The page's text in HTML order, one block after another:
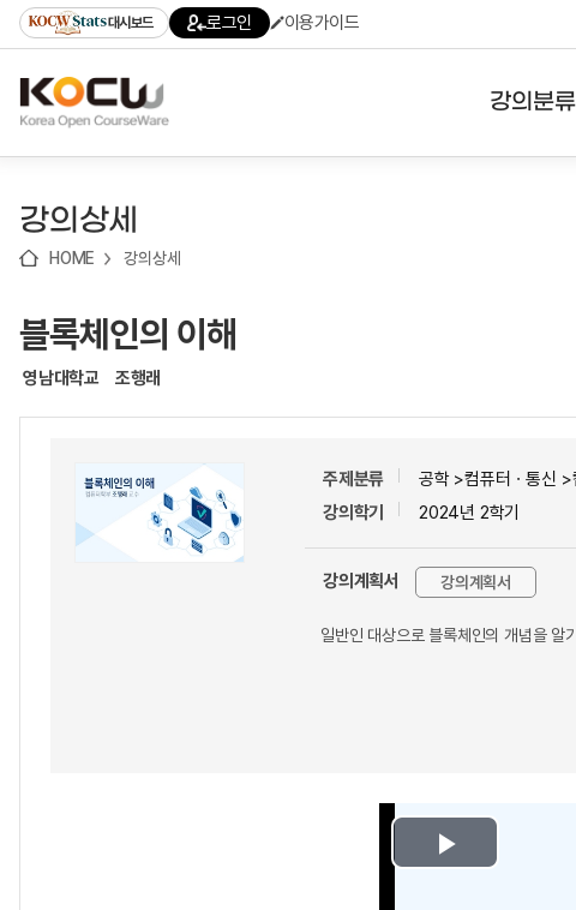
기
기
기
content)
가
대시보드 로그인 이용가이드
강의분류
강의상세
HOME 강의상세
블록체인의 이해
영남대학교 조행래
주제분류
공학 >컴퓨터ㆍ통신 >
강의학기
2024년 2학기
강의계획서 강의계획서
일반인 대상으로 블록체인의 개념을 알
Play